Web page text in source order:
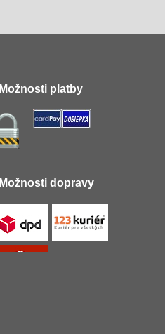
Možnosti platby
Možnosti dopravy